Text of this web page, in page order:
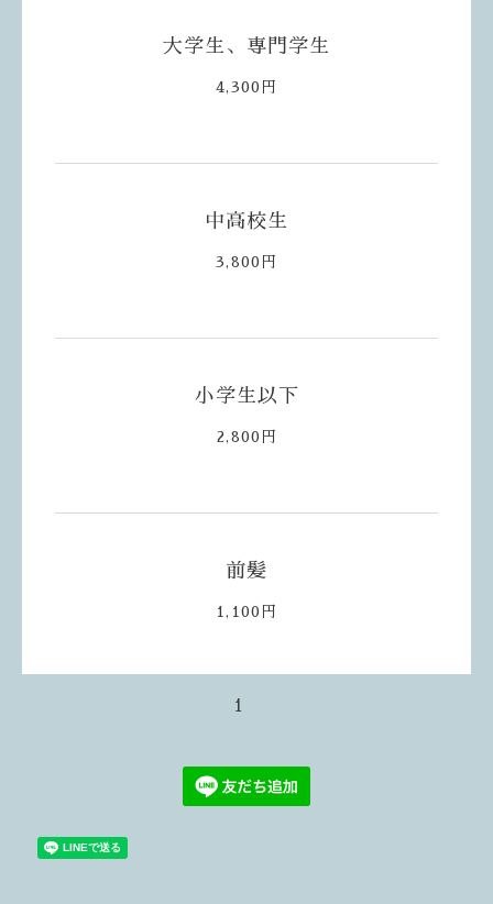
大学生、専門学生
4,300円
中高校生
3,800円
小学生以下
2,800円
前髪
1,100円
1